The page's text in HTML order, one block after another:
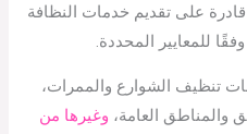
على تقديم خدمات النظافة
للمعايير المحددة.
تنظيف الشوارع والممرات،
والمناطق العامة، وغيرها من